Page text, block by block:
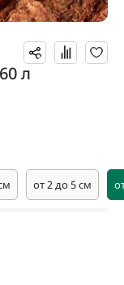
л
от 2 до 5 см